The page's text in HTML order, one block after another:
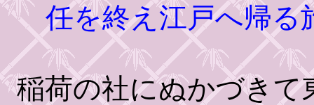
任を終え江戸へ帰る
稲荷の社にぬかづきて